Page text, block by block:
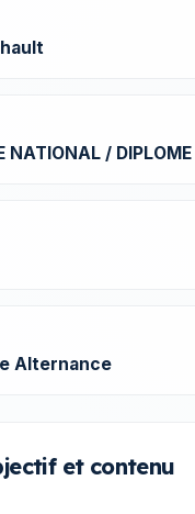
NATIONAL /
Alternance
et contenu